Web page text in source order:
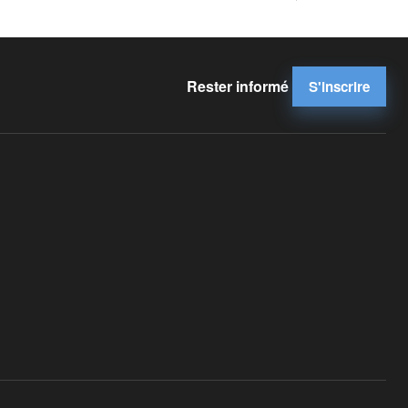
Rester informé S'inscrire